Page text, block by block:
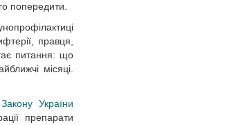
попередити.
правця,
питання: що
місяці.
України
препарати